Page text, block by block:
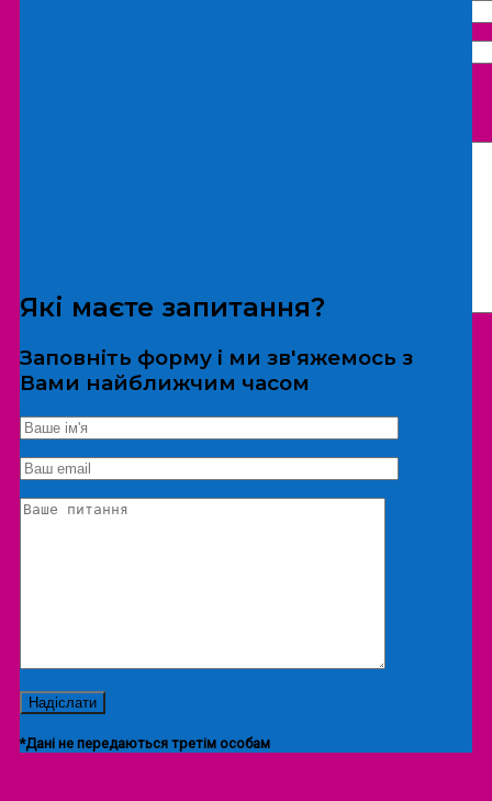
*Дані не передаються третім особам
Екскурсія/локація
Які маєте запитання?
Заповніть форму і ми зв'яжемось з
Вами найближчим часом
*Дані не передаються третім особам